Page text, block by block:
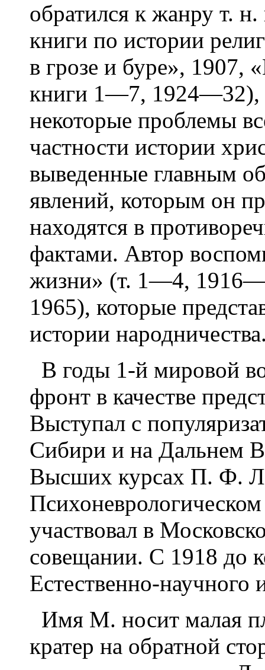
обратился к жанру т.
книги по истории
в грозе и буре», 1907,
книги 1—7, 1924—32),
некоторые проблемы
частности истории
выведенные главным
явлений, которым он
находятся в
фактами. Автор
жизни» (т. 1—4,
1965), которые
истории
В годы 1-й мировой
фронт в качестве
Выступал с
Сибири и на Дальнем
Высших курсах П. Ф.
участвовал в
совещании. С 1918 до
Естественно-научного
Имя М. носит малая
кратер на обратной